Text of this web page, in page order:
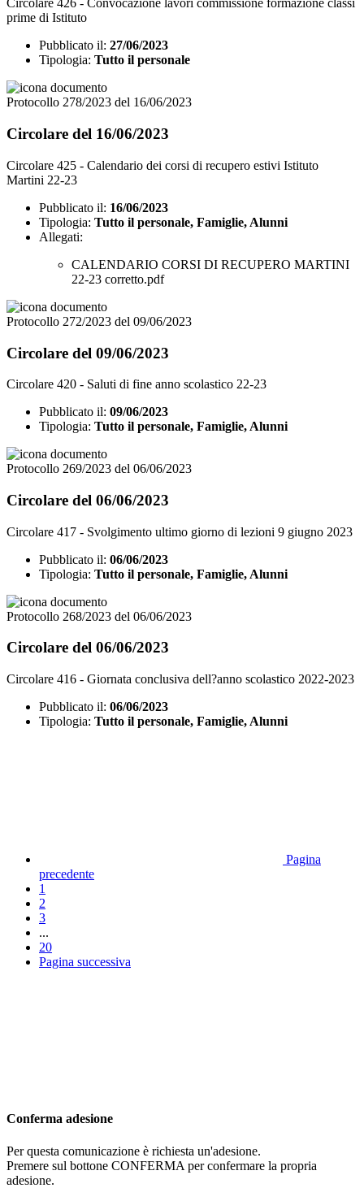
Circolare 426 - Convocazione lavori commissione formazione classi
prime di Istituto
Pubblicato il: 27/06/2023
Tipologia: Tutto il personale
Protocollo 278/2023 del 16/06/2023
Circolare del 16/06/2023
Circolare 425 - Calendario dei corsi di recupero estivi Istituto
Martini 22-23
Pubblicato il: 16/06/2023
Tipologia: Tutto il personale, Famiglie, Alunni
Allegati:
CALENDARIO CORSI DI RECUPERO MARTINI
22-23 corretto.pdf
Protocollo 272/2023 del 09/06/2023
Circolare del 09/06/2023
Circolare 420 - Saluti di fine anno scolastico 22-23
Pubblicato il: 09/06/2023
Tipologia: Tutto il personale, Famiglie, Alunni
Protocollo 269/2023 del 06/06/2023
Circolare del 06/06/2023
Circolare 417 - Svolgimento ultimo giorno di lezioni 9 giugno 2023
Pubblicato il: 06/06/2023
Tipologia: Tutto il personale, Famiglie, Alunni
Protocollo 268/2023 del 06/06/2023
Circolare del 06/06/2023
Circolare 416 - Giornata conclusiva dell?anno scolastico 2022-2023
Pubblicato il: 06/06/2023
Tipologia: Tutto il personale, Famiglie, Alunni
Pagina
precedente
1
2
3
...
20
Pagina successiva
Conferma adesione
Per questa comunicazione è richiesta un'adesione.
Premere sul bottone CONFERMA per confermare la propria
adesione.